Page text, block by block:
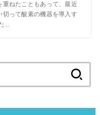
重ねたこともあって、最近
切って酸素の機器を導入す
...